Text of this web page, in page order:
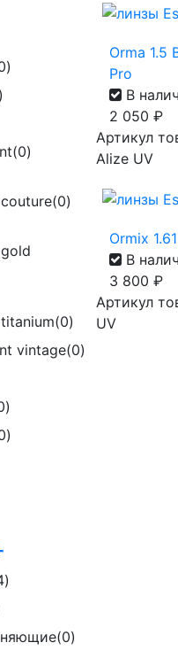
(0)
(0)
(0)
vintage(0)
(0)
Orma 1.5
Pro
В
2 050 ₽
Артикул
Alize UV
Ormix
В
3 800 ₽
Артикул
UV